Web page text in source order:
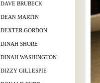
DAVE BRUBECK
DEAN MARTIN
DEXTER GORDON
DINAH SHORE
DINAH WASHINGTON
DIZZY GILLESPIE